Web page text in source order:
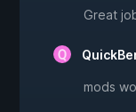
Great
mods